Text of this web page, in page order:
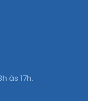
às 17h.